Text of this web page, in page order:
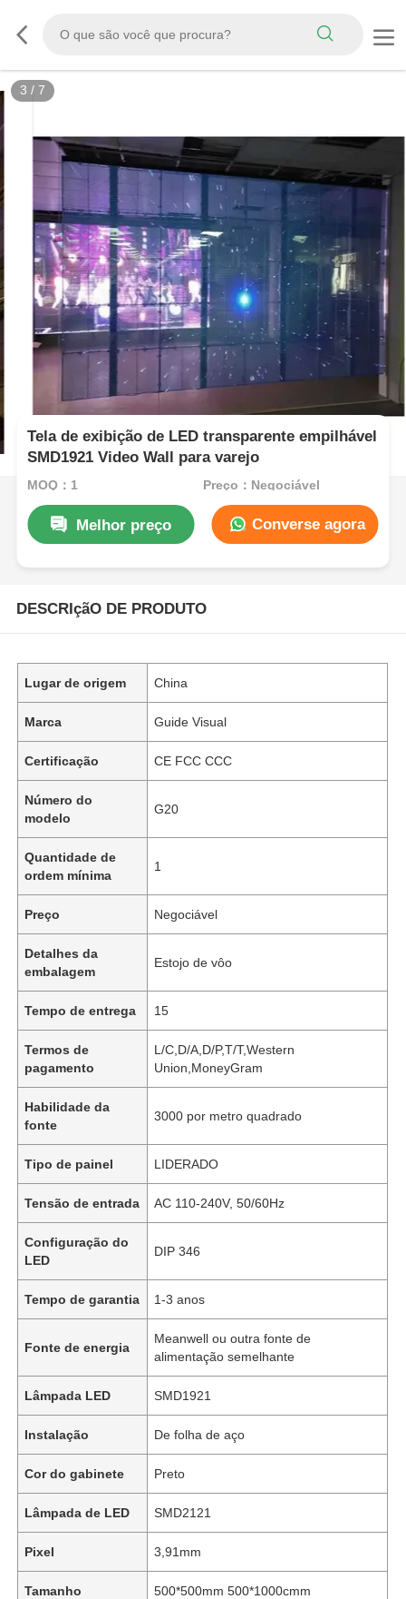
3 / 7
Tela de exibição de LED transparente empilhável
SMD1921 Video Wall para varejo
MOQ：1 Preço：Negociável
Melhor preço Converse agora
DESCRIçãO DE PRODUTO
Lugar de origem China
Marca Guide Visual
Certificação CE FCC CCC
Número do
modelo
G20
Quantidade de
ordem mínima
1
Preço Negociável
Detalhes da
embalagem
Estojo de vôo
Tempo de entrega 15
Termos de
pagamento
L/C,D/A,D/P,T/T,Western
Union,MoneyGram
Habilidade da
fonte
3000 por metro quadrado
Tipo de painel LIDERADO
Tensão de entrada AC 110-240V, 50/60Hz
Configuração do
LED
DIP 346
Tempo de garantia 1-3 anos
Fonte de energia
Meanwell ou outra fonte de
alimentação semelhante
Lâmpada LED SMD1921
Instalação De folha de aço
Cor do gabinete Preto
Lâmpada de LED SMD2121
Pixel 3,91mm
Tamanho 500*500mm 500*1000cmm